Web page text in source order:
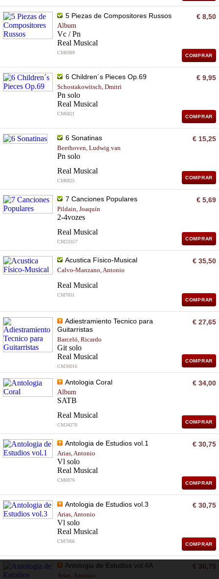
5 Piezas de Compositores Russos
Album
Vc / Pn
Real Musical
CM6989
€ 8,50
COMPRAR
6 Children´s Pieces Op.69
Schostakowitsch, Dmitri
Pn solo
Real Musical
CM6821
€ 9,95
COMPRAR
6 Sonatinas
Beethoven, Ludwig van
Pn solo
Real Musical
CM6825
€ 15,25
COMPRAR
7 Canciones Populares
Pildain, Joaquín
2-4vozes
Real Musical
CM23357
€ 5,69
COMPRAR
Acustica Físico-Musical
Calvo-Manzano, Antonio
Real Musical
CM7051
€ 35,50
COMPRAR
Adiestramiento Tecnico para
Guitarristas
Barceló, Ricardo
Git solo
Real Musical
CM36016
€ 27,65
COMPRAR
Antologia Coral
Album
SATB
Real Musical
CM34278
€ 34,00
COMPRAR
Antologia de Estudios vol.1
Arias, Antonio
Vl solo
Real Musical
CM6976
€ 30,75
COMPRAR
Antologia de Estudios vol.3
Arias, Antonio
Vl solo
Real Musical
CM7066
€ 30,75
COMPRAR
Antologia de Estudios vol.4A
Arias, Antonio
€ 30,75